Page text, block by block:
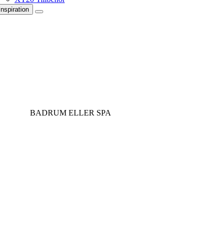
Inspiration
BADRUM ELLER SPA